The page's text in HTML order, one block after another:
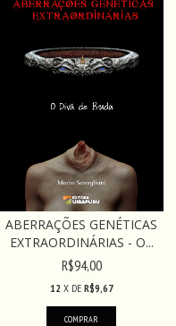
ABERRAÇÕES GENÉTICAS
EXTRAORDINÁRIAS - O...
R$94,00
12 X DE R$9,67